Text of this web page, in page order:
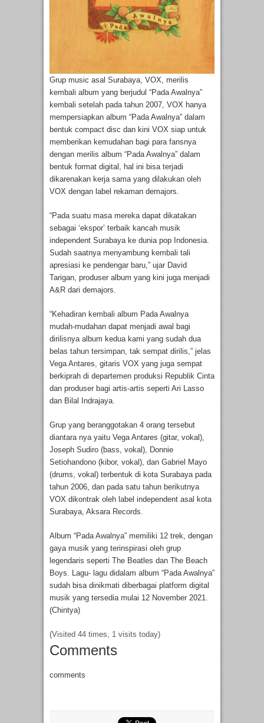
Grup music asal Surabaya, VOX, merilis
kembali album yang berjudul “Pada Awalnya”
kembali setelah pada tahun 2007, VOX hanya
mempersiapkan album “Pada Awalnya” dalam
bentuk compact disc dan kini VOX siap untuk
memberikan kemudahan bagi para fansnya
dengan merilis album “Pada Awalnya” dalam
bentuk format digital, hal ini bisa terjadi
dikarenakan kerja sama yang dilakukan oleh
VOX dengan label rekaman demajors.
“Pada suatu masa mereka dapat dikatakan
sebagai ‘ekspor’ terbaik kancah musik
independent Surabaya ke dunia pop Indonesia.
Sudah saatnya menyambung kembali tali
apresiasi ke pendengar baru,” ujar David
Tarigan, produser album yang kini juga menjadi
A&R dari demajors.
“Kehadiran kembali album Pada Awalnya
mudah-mudahan dapat menjadi awal bagi
dirilisnya album kedua kami yang sudah dua
belas tahun tersimpan, tak sempat dirilis,” jelas
Vega Antares, gitaris VOX yang juga sempat
berkiprah di departemen produksi Republik Cinta
dan produser bagi artis-artis seperti Ari Lasso
dan Bilal Indrajaya.
Grup yang beranggotakan 4 orang tersebut
diantara nya yaitu Vega Antares (gitar, vokal),
Joseph Sudiro (bass, vokal), Donnie
Setiohandono (kibor, vokal), dan Gabriel Mayo
(drums, vokal) terbentuk di kota Surabaya pada
tahun 2006, dan pada satu tahun berikutnya
VOX dikontrak oleh label independent asal kota
Surabaya, Aksara Records.
Album “Pada Awalnya” memiliki 12 trek, dengan
gaya musik yang terinspirasi oleh grup
legendaris seperti The Beatles dan The Beach
Boys. Lagu- lagu didalam album “Pada Awalnya”
sudah bisa dinikmati diberbagai platform digital
musik yang tersedia mulai 12 November 2021.
(Chintya)
(Visited 44 times, 1 visits today)
Comments
comments